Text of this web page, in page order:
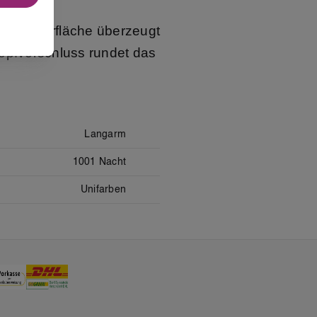
Oberfläche überzeugt
rundet das
Langarm
1001 Nacht
Unifarben